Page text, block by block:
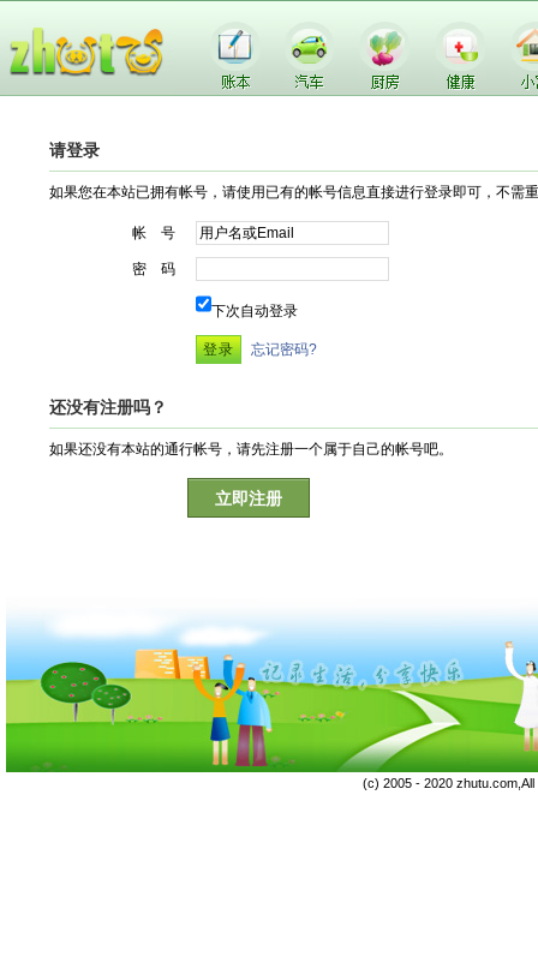
请登录
如果您在本站已拥有帐号，请使用已有的帐号信息直接进行登录即可，不需
帐 号
密 码
下次自动登录
忘记密码?
还没有注册吗？
如果还没有本站的通行帐号，请先注册一个属于自己的帐号吧。
立即注册
(c) 2005 - 2020